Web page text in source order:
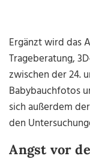
Ergänzt wird das
Trageberatung,
zwischen der 24.
Babybauchfotos
sich außerdem
den
Angst vor